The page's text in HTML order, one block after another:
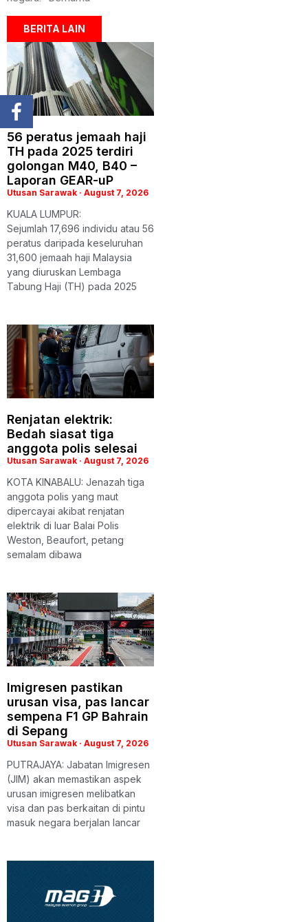
BERITA LAIN
56 peratus jemaah haji
TH pada 2025 terdiri
golongan M40, B40 –
Laporan GEAR-uP
Utusan Sarawak August 7, 2026
KUALA LUMPUR:
Sejumlah 17,696 individu atau 56
peratus daripada keseluruhan
31,600 jemaah haji Malaysia
yang diuruskan Lembaga
Tabung Haji (TH) pada 2025
Renjatan elektrik:
Bedah siasat tiga
anggota polis selesai
Utusan Sarawak August 7, 2026
KOTA KINABALU: Jenazah tiga
anggota polis yang maut
dipercayai akibat renjatan
elektrik di luar Balai Polis
Weston, Beaufort, petang
semalam dibawa
Imigresen pastikan
urusan visa, pas lancar
sempena F1 GP Bahrain
di Sepang
Utusan Sarawak August 7, 2026
PUTRAJAYA: Jabatan Imigresen
(JIM) akan memastikan aspek
urusan imigresen melibatkan
visa dan pas berkaitan di pintu
masuk negara berjalan lancar